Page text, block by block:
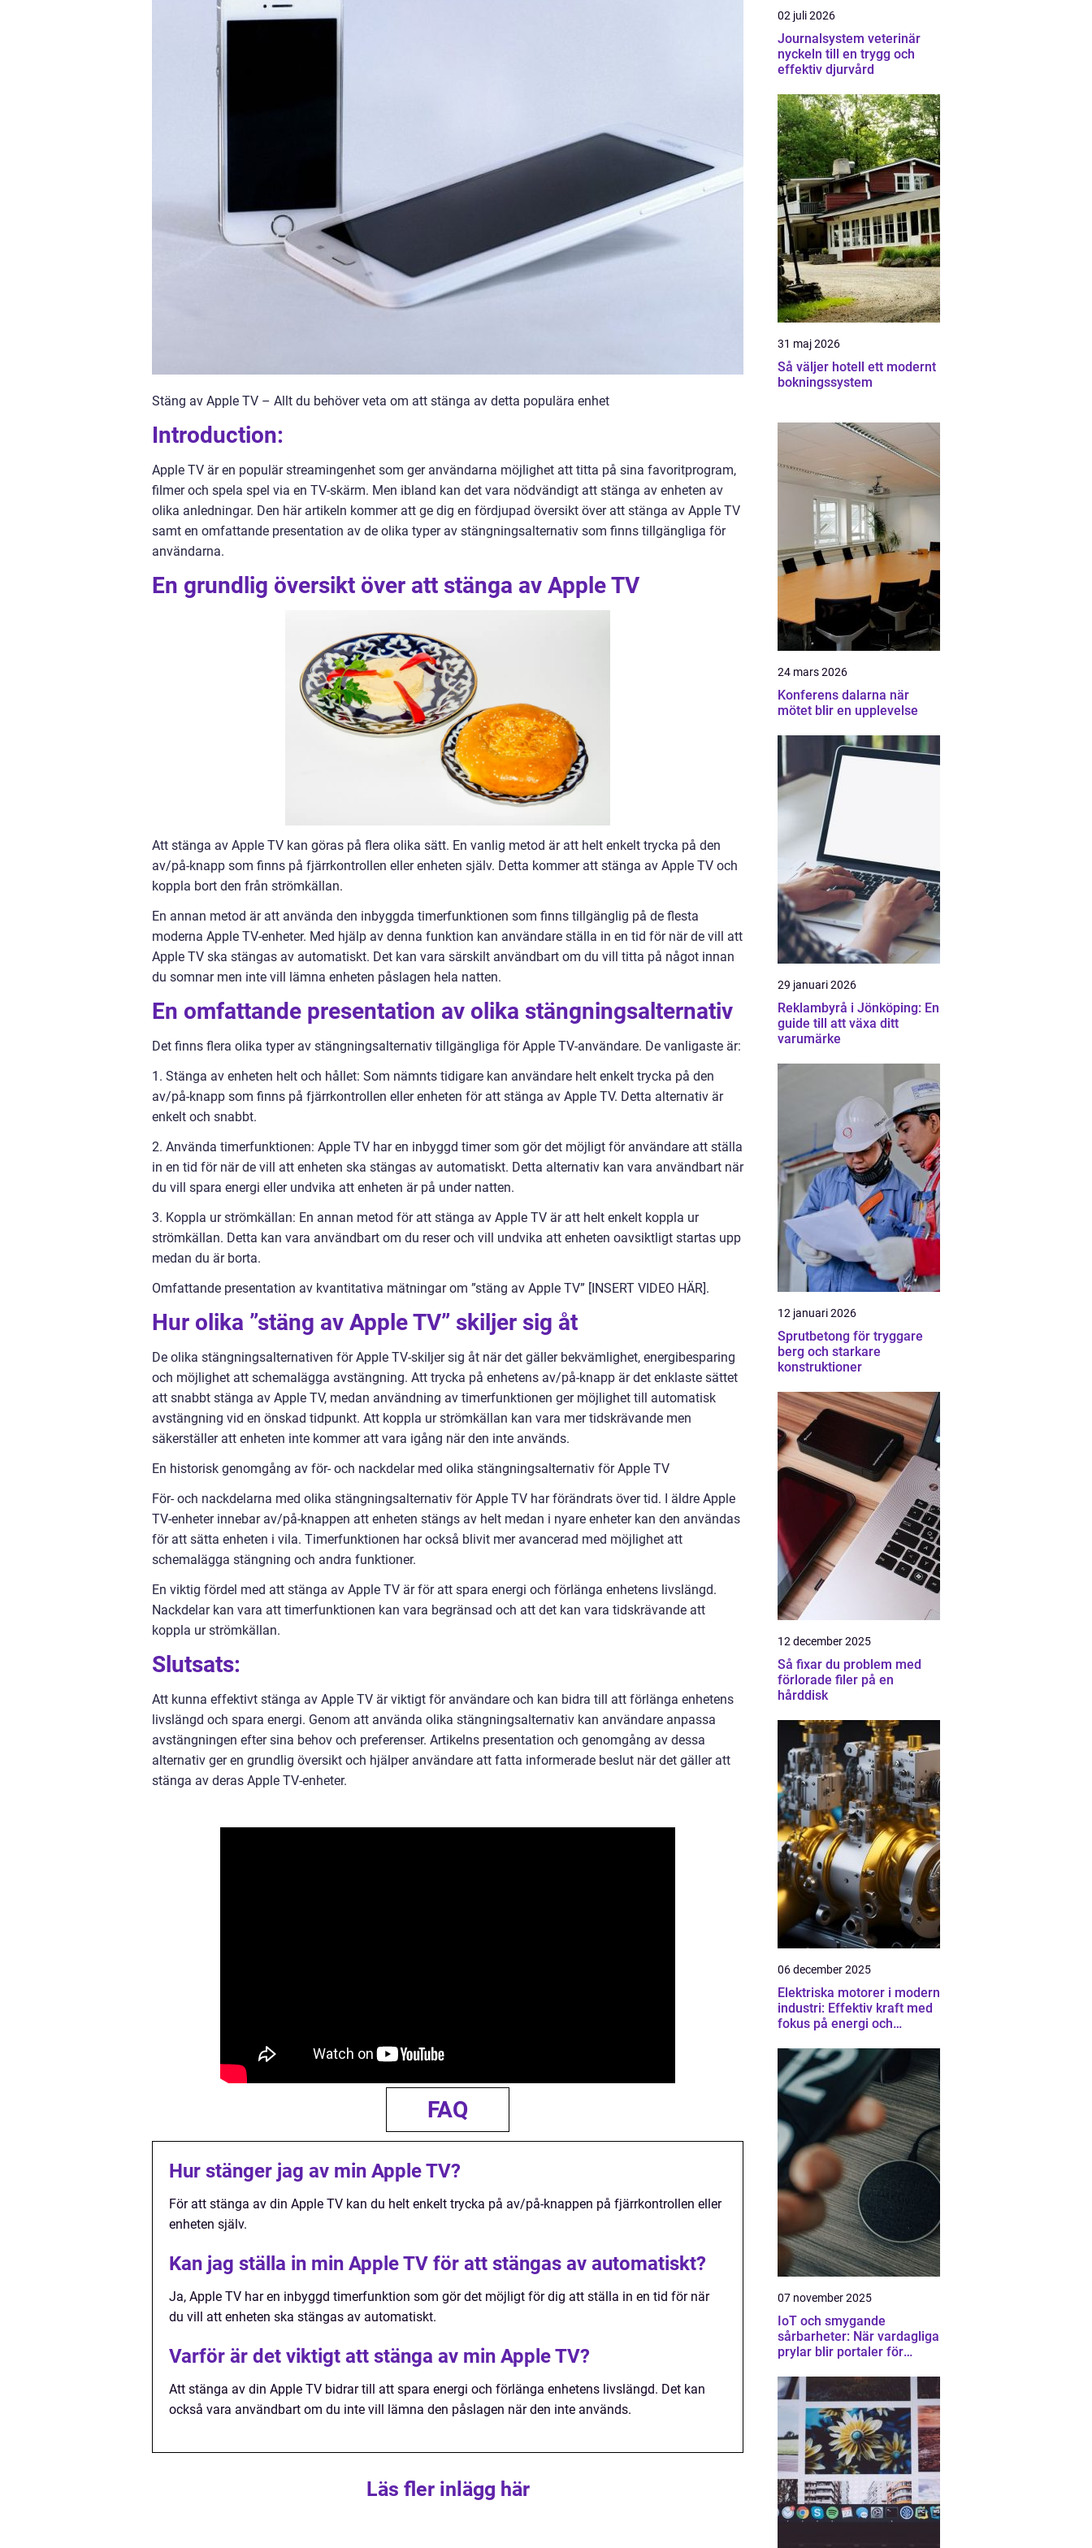
Stäng av Apple TV – Allt du behöver veta om att stänga av detta populära enhet
Introduction:
Apple TV är en populär streamingenhet som ger användarna möjlighet att titta på sina favoritprogram,
filmer och spela spel via en TV-skärm. Men ibland kan det vara nödvändigt att stänga av enheten av
olika anledningar. Den här artikeln kommer att ge dig en fördjupad översikt över att stänga av Apple TV
samt en omfattande presentation av de olika typer av stängningsalternativ som finns tillgängliga för
användarna.
En grundlig översikt över att stänga av Apple TV
Att stänga av Apple TV kan göras på flera olika sätt. En vanlig metod är att helt enkelt trycka på den
av/på-knapp som finns på fjärrkontrollen eller enheten själv. Detta kommer att stänga av Apple TV och
koppla bort den från strömkällan.
En annan metod är att använda den inbyggda timerfunktionen som finns tillgänglig på de flesta
moderna Apple TV-enheter. Med hjälp av denna funktion kan användare ställa in en tid för när de vill att
Apple TV ska stängas av automatiskt. Det kan vara särskilt användbart om du vill titta på något innan
du somnar men inte vill lämna enheten påslagen hela natten.
En omfattande presentation av olika stängningsalternativ
Det finns flera olika typer av stängningsalternativ tillgängliga för Apple TV-användare. De vanligaste är:
1. Stänga av enheten helt och hållet: Som nämnts tidigare kan användare helt enkelt trycka på den
av/på-knapp som finns på fjärrkontrollen eller enheten för att stänga av Apple TV. Detta alternativ är
enkelt och snabbt.
2. Använda timerfunktionen: Apple TV har en inbyggd timer som gör det möjligt för användare att ställa
in en tid för när de vill att enheten ska stängas av automatiskt. Detta alternativ kan vara användbart när
du vill spara energi eller undvika att enheten är på under natten.
3. Koppla ur strömkällan: En annan metod för att stänga av Apple TV är att helt enkelt koppla ur
strömkällan. Detta kan vara användbart om du reser och vill undvika att enheten oavsiktligt startas upp
medan du är borta.
Omfattande presentation av kvantitativa mätningar om ”stäng av Apple TV” [INSERT VIDEO HÄR].
Hur olika ”stäng av Apple TV” skiljer sig åt
De olika stängningsalternativen för Apple TV-skiljer sig åt när det gäller bekvämlighet, energibesparing
och möjlighet att schemalägga avstängning. Att trycka på enhetens av/på-knapp är det enklaste sättet
att snabbt stänga av Apple TV, medan användning av timerfunktionen ger möjlighet till automatisk
avstängning vid en önskad tidpunkt. Att koppla ur strömkällan kan vara mer tidskrävande men
säkerställer att enheten inte kommer att vara igång när den inte används.
En historisk genomgång av för- och nackdelar med olika stängningsalternativ för Apple TV
För- och nackdelarna med olika stängningsalternativ för Apple TV har förändrats över tid. I äldre Apple
TV-enheter innebar av/på-knappen att enheten stängs av helt medan i nyare enheter kan den användas
för att sätta enheten i vila. Timerfunktionen har också blivit mer avancerad med möjlighet att
schemalägga stängning och andra funktioner.
En viktig fördel med att stänga av Apple TV är för att spara energi och förlänga enhetens livslängd.
Nackdelar kan vara att timerfunktionen kan vara begränsad och att det kan vara tidskrävande att
koppla ur strömkällan.
Slutsats:
Att kunna effektivt stänga av Apple TV är viktigt för användare och kan bidra till att förlänga enhetens
livslängd och spara energi. Genom att använda olika stängningsalternativ kan användare anpassa
avstängningen efter sina behov och preferenser. Artikelns presentation och genomgång av dessa
alternativ ger en grundlig översikt och hjälper användare att fatta informerade beslut när det gäller att
stänga av deras Apple TV-enheter.
FAQ
Hur stänger jag av min Apple TV?
För att stänga av din Apple TV kan du helt enkelt trycka på av/på-knappen på fjärrkontrollen eller
enheten själv.
Kan jag ställa in min Apple TV för att stängas av automatiskt?
Ja, Apple TV har en inbyggd timerfunktion som gör det möjligt för dig att ställa in en tid för när
du vill att enheten ska stängas av automatiskt.
Varför är det viktigt att stänga av min Apple TV?
Att stänga av din Apple TV bidrar till att spara energi och förlänga enhetens livslängd. Det kan
också vara användbart om du inte vill lämna den påslagen när den inte används.
Läs fler inlägg här
02 juli 2026
Journalsystem veterinär
nyckeln till en trygg och
effektiv djurvård
31 maj 2026
Så väljer hotell ett modernt
bokningssystem
24 mars 2026
Konferens dalarna när
mötet blir en upplevelse
29 januari 2026
Reklambyrå i Jönköping: En
guide till att växa ditt
varumärke
12 januari 2026
Sprutbetong för tryggare
berg och starkare
konstruktioner
12 december 2025
Så fixar du problem med
förlorade filer på en
hårddisk
06 december 2025
Elektriska motorer i modern
industri: Effektiv kraft med
fokus på energi och
07 november 2025
IoT och smygande
sårbarheter: När vardagliga
prylar blir portaler för